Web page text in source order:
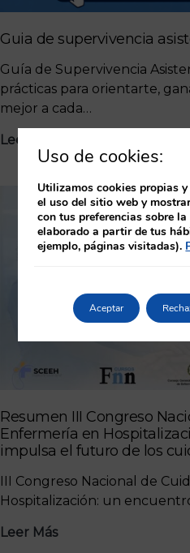
Guia de supervivencia
Guía de Supervivencia
prácticas para orientarte,
mejor a cada…
Leer Más
de
asistencial
Resumen III Congreso
Enfermería en
impulsa el futuro de los
III Congreso Nacional de
Hospitalización: un
Leer MásResumen
Uso de cookies:
Utilizamos cookies propias
el uso del sitio web y
con tus preferencias sobre
elaborado a partir de tus
ejemplo, páginas visitadas).
Aceptar